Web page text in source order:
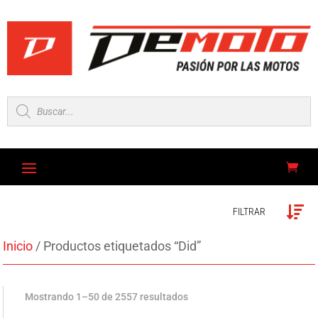
Búsqueda
de
productos
FILTRAR
Inicio / Productos etiquetados “Did”
Mostrando 1–50 de 2557 resultados